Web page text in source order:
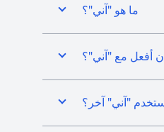
ما هو "آني"؟
أفعل مع "آني"؟
"آني" آخر؟